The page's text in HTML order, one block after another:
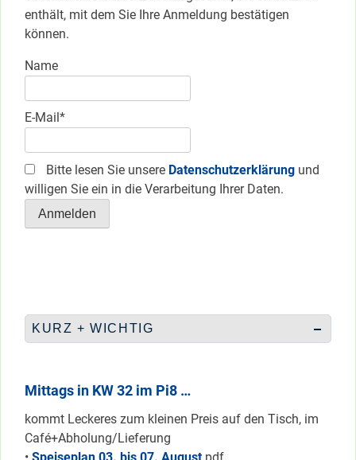
enthält, mit dem Sie Ihre Anmeldung bestätigen
können.
Name
E-Mail*
Bitte lesen Sie unsere Datenschutzerklärung und
willigen Sie ein in die Verarbeitung Ihrer Daten.
KURZ + WICHTIG
Mittags in KW 32 im Pi8 …
kommt Leckeres zum kleinen Preis auf den Tisch, im
Café+Abholung/Lieferung